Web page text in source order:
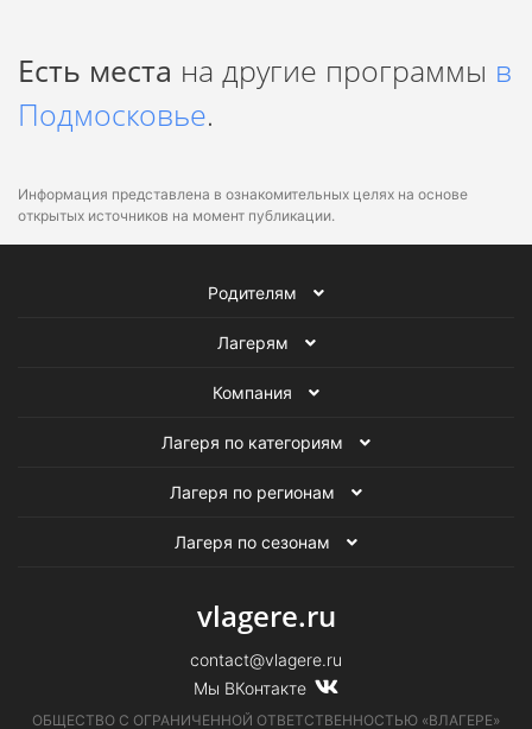
Есть места на другие программы в
Подмосковье.
Информация представлена в ознакомительных целях на основе
открытых источников на момент публикации.
Родителям
Лагерям
Компания
Лагеря по категориям
Лагеря по регионам
Лагеря по сезонам
vlagere.ru
contact@vlagere.ru
Мы ВКонтакте
ОБЩЕСТВО С ОГРАНИЧЕННОЙ ОТВЕТСТВЕННОСТЬЮ «ВЛАГЕРЕ»